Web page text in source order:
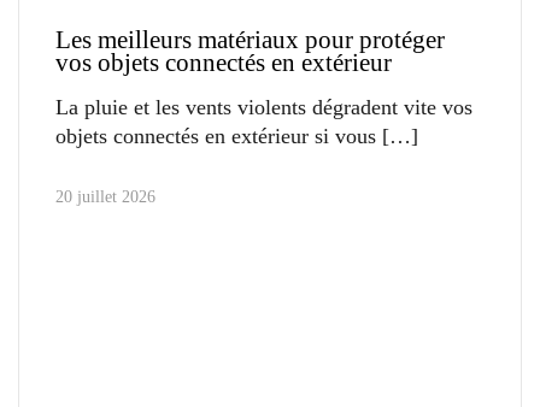
Les meilleurs matériaux pour protéger
vos objets connectés en extérieur
La pluie et les vents violents dégradent vite vos
objets connectés en extérieur si vous
20 juillet 2026